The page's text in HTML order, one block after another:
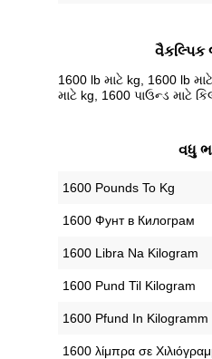
વૈકલ્પિક
1600 lb માટે kg, 1600 lb
માટે kg, 1600 પાઉન્ડ માટે
વધુ
‎1600 Pounds To Kg
‎1600 Фунт в Килограм
‎1600 Libra Na Kilogram
‎1600 Pund Til Kilogram
‎1600 Pfund In Kilogramm
‎1600 λίμπρα σε